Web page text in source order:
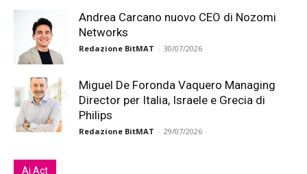
Andrea Carcano nuovo CEO di Nozomi
Networks
Redazione BitMAT - 30/07/2026
Miguel De Foronda Vaquero Managing
Director per Italia, Israele e Grecia di
Philips
Redazione BitMAT - 29/07/2026
Ai Act